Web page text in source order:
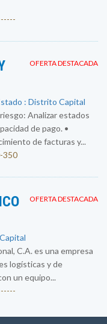
OFERTA DESTACADA
: Distrito Capital
Analizar estados
de pago. •
de facturas y...
350
OFERTA DESTACADA
C.A. es una empresa
logísticas y de
un equipo...